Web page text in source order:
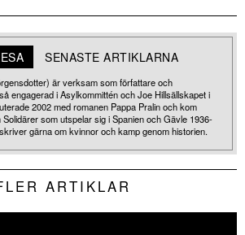
SENASTE ARTIKLARNA
är verksam som författare och
engagerad i Asylkommittén och Joe Hillsällskapet i
2002 med romanen Pappa Pralin och kom
som utspelar sig i Spanien och Gävle 1936-
gärna om kvinnor och kamp genom historien.
ARTIKLAR